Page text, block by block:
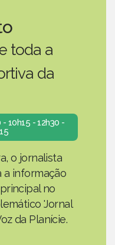
toda a
da
10h15 - 12h30 -
o jornalista
a informação
no
'Jornal
da Planície.